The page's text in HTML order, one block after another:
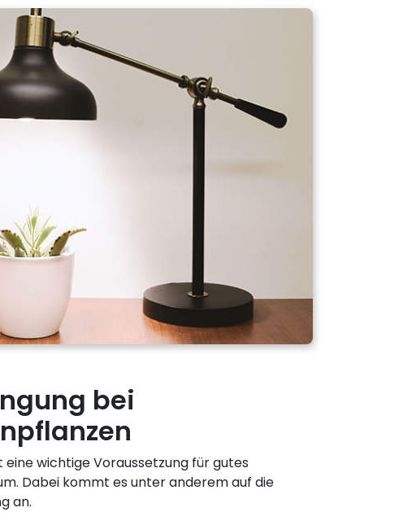
bei
eine wichtige Voraussetzung für gutes
Dabei kommt es unter anderem auf die
an.